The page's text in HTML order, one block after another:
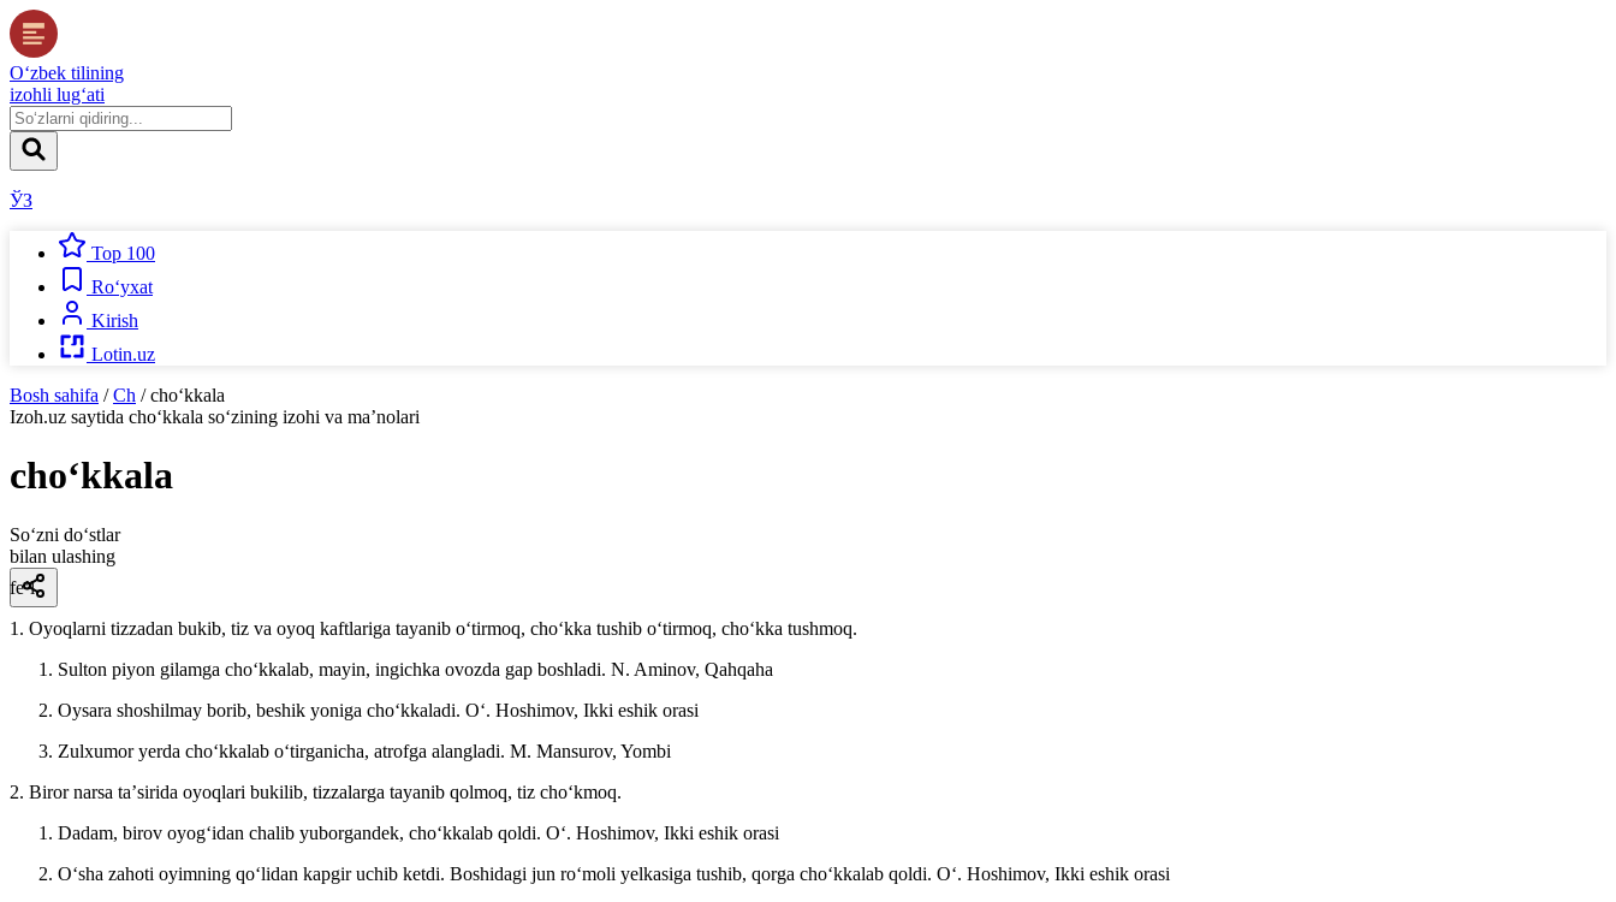
O‘zbek tilining
izohli lug‘ati
ЎЗ
Top 100
Ro‘yxat
Kirish
Lotin.uz
Bosh sahifa / Ch / cho‘kkala
Izoh.uz saytida cho‘kkala so‘zining izohi va ma’nolari
cho‘kkala
So‘zni do‘stlar
bilan ulashing
fe’l
1. Oyoqlarni tizzadan bukib, tiz va oyoq kaftlariga tayanib oʻtirmoq, choʻkka tushib oʻtirmoq, choʻkka tushmoq.
Sulton piyon gilamga choʻkkalab, mayin, ingichka ovozda gap boshladi. N. Aminov, Qahqaha
Oysara shoshilmay borib, beshik yoniga choʻkkaladi. Oʻ. Hoshimov, Ikki eshik orasi
Zulxumor yerda choʻkkalab oʻtirganicha, atrofga alangladi. M. Mansurov, Yombi
2. Biror narsa taʼsirida oyoqlari bukilib, tizzalarga tayanib qolmoq, tiz choʻkmoq.
Dadam, birov oyogʻidan chalib yuborgandek, choʻkkalab qoldi. Oʻ. Hoshimov, Ikki eshik orasi
Oʻsha zahoti oyimning qoʻlidan kapgir uchib ketdi. Boshidagi jun roʻmoli yelkasiga tushib, qorga choʻkkalab qoldi. Oʻ. Hoshimov, Ikki eshik orasi